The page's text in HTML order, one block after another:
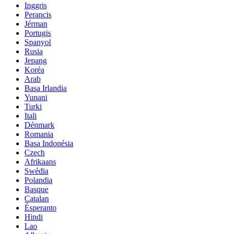
Inggris
Perancis
Jérman
Portugis
Spanyol
Rusia
Jepang
Koréa
Arab
Basa Irlandia
Yunani
Turki
Itali
Dénmark
Romania
Basa Indonésia
Czech
Afrikaans
Swédia
Polandia
Basque
Catalan
Ésperanto
Hindi
Lao